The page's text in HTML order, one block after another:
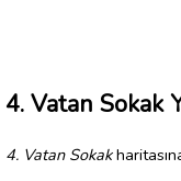
4. Vatan Sokak
4. Vatan Sokak